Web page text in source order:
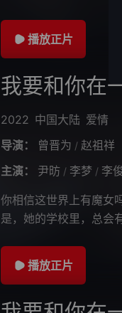
播放正片
我要和你在
2022 中国大陆 爱情
导演：
曾晋为 / 赵祖祥
主演：
尹昉 / 李梦 / 李
你相信这世界上有魔女
是，她的学校里，总会
播放正片